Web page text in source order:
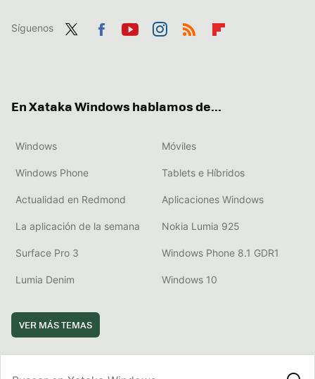
Síguenos
En Xataka Windows hablamos de...
Windows Móviles
Windows Phone Tablets e Híbridos
Actualidad en Redmond Aplicaciones Windows
La aplicación de la semana Nokia Lumia 925
Surface Pro 3 Windows Phone 8.1 GDR1
Lumia Denim Windows 10
VER MÁS TEMAS